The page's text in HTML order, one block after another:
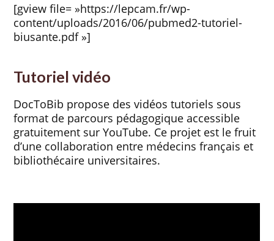
[gview file= »https://lepcam.fr/wp-
content/uploads/2016/06/pubmed2-tutoriel-
biusante.pdf »]
Tutoriel vidéo
DocToBib propose des vidéos tutoriels sous
format de parcours pédagogique accessible
gratuitement sur YouTube. Ce projet est le fruit
d’une collaboration entre médecins français et
bibliothécaire universitaires.